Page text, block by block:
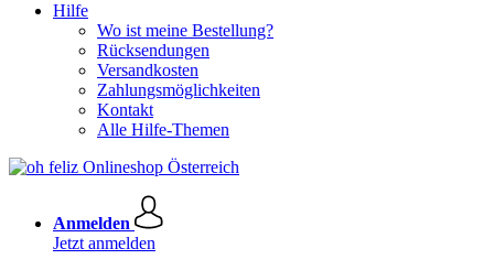
Hilfe
Wo ist meine Bestellung?
Rücksendungen
Versandkosten
Zahlungsmöglichkeiten
Kontakt
Alle Hilfe-Themen
Anmelden
Jetzt anmelden